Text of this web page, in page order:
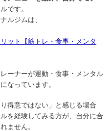
です。
ルジムは、
ット【筋トレ・食事・メンタ
ーナーが運動・食事・メンタル
なっています。
得意ではない」と感じる場合
を経験してみる方が、自分に合
ません。